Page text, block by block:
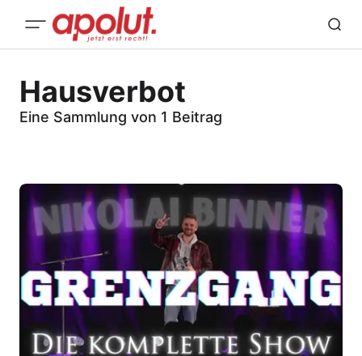
Hausverbot
Eine Sammlung von 1 Beitrag